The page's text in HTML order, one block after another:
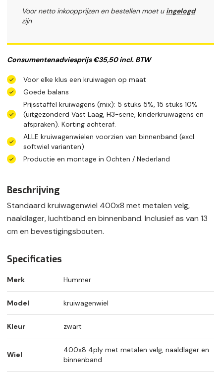
Voor netto inkoopprijzen en bestellen moet u ingelogd
zijn
Consumentenadviesprijs €35,50 incl. BTW
Voor elke klus een kruiwagen op maat
Goede balans
Prijsstaffel kruiwagens (mix): 5 stuks 5%, 15 stuks 10%
(uitgezonderd Vast Laag, H3-serie, kinderkruiwagens en
afspraken). Korting achteraf.
ALLE kruiwagenwielen voorzien van binnenband (excl.
softwiel varianten)
Productie en montage in Ochten / Nederland
Beschrijving
Standaard kruiwagenwiel 400x8 met metalen velg,
naaldlager, luchtband en binnenband. Inclusief as van 13
cm en bevestigingsbouten.
Specificaties
Merk Hummer
Model kruiwagenwiel
Kleur zwart
Wiel
400x8 4ply met metalen velg, naaldlager en
binnenband